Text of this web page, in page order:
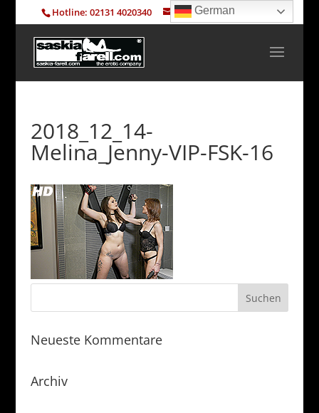
Hotline: 02131 4020340 info@saskia-farell.com
2018_12_14-
Melina_Jenny-VIP-FSK-16
Neueste Kommentare
Archiv
German